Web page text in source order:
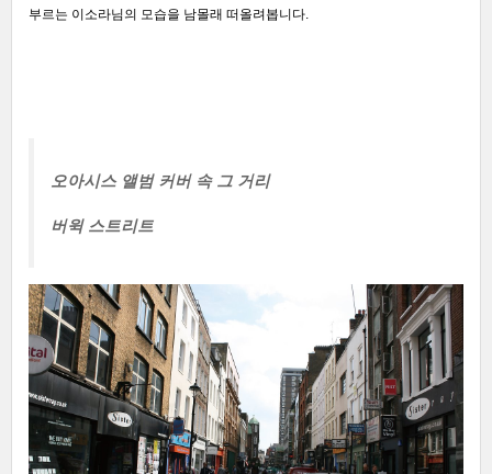
부르는 이소라님의 모습을 남몰래 떠올려봅니다.
오아시스 앨범 커버 속 그 거리
버윅 스트리트